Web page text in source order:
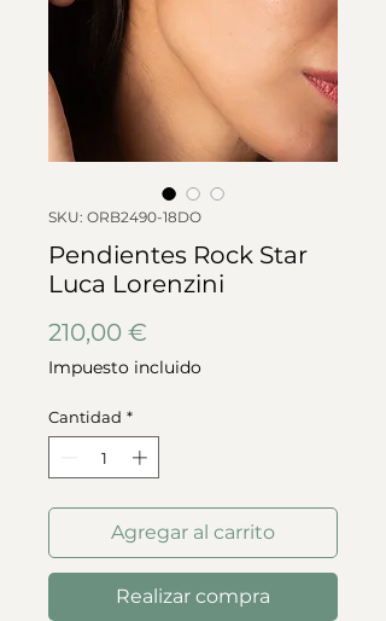
SKU: ORB2490-18DO
Pendientes Rock Star
Luca Lorenzini
210,00 €
Impuesto incluido
Cantidad *
Agregar al carrito
Realizar compra